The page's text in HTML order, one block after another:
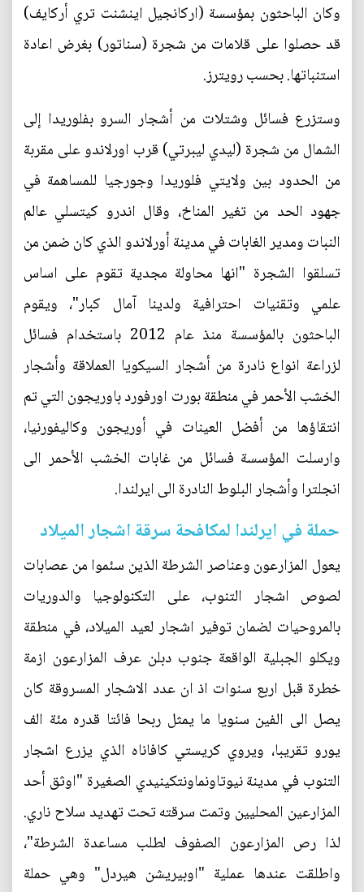
وكان الباحثون بمؤسسة (اركانجيل اينشنت تري أركايف)
قد حصلوا على قلامات من شجرة (سناتور) بغرض اعادة
استنباتها. بحسب رويترز.
وستزرع فسائل وشتلات من أشجار السرو بفلوريدا إلى
الشمال من شجرة (ليدي ليبرتي) قرب اورلاندو على مقربة
من الحدود بين ولايتي فلوريدا وجورجيا للمساهمة في
جهود الحد من تغير المناخ، وقال اندرو كيتسلي عالم
النبات ومدير الغابات في مدينة أورلاندو الذي كان ضمن من
تسلقوا الشجرة "انها محاولة مجدية تقوم على اساس
علمي وتقنيات احترافية ولدينا آمال كبار"، ويقوم
الباحثون بالمؤسسة منذ عام 2012 باستخدام فسائل
لزراعة انواع نادرة من أشجار السيكويا العملاقة وأشجار
الخشب الأحمر في منطقة بورت اورفورد باوريجون التي تم
انتقاؤها من أفضل العينات في أوريجون وكاليفورنيا،
وارسلت المؤسسة فسائل من غابات الخشب الأحمر الى
انجلترا وأشجار البلوط النادرة الى ايرلندا.
حملة في ايرلندا لمكافحة سرقة اشجار الميلاد
يعول المزارعون وعناصر الشرطة الذين سئموا من عصابات
لصوص اشجار التنوب، على التكنولوجيا والدوريات
بالمروحيات لضمان توفير اشجار لعيد الميلاد، في منطقة
ويكلو الجبلية الواقعة جنوب دبلن عرف المزارعون ازمة
خطرة قبل اربع سنوات اذ ان عدد الاشجار المسروقة كان
يصل الى الفين سنويا ما يمثل ربحا فائتا قدره مئة الف
يورو تقريبا، ويروي كريستي كافاناه الذي يزرع اشجار
التنوب في مدينة نيوتاونماونتكينيدي الصغيرة "اوثق أحد
المزارعين المحليين وتمت سرقته تحت تهديد سلاح ناري.
لذا رص المزارعون الصفوف لطلب مساعدة الشرطة"،
واطلقت عندها عملية "اوبيريشن هيردل" وهي حملة